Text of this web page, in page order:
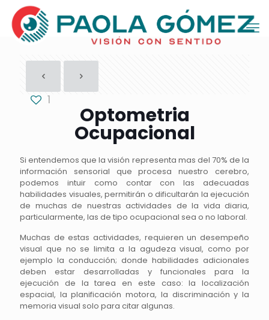
1
Optometria
Ocupacional
Si entendemos que la visión representa mas del 70% de la
información sensorial que procesa nuestro cerebro,
podemos intuir como contar con las adecuadas
habilidades visuales, permitirán o dificultarán la ejecución
de muchas de nuestras actividades de la vida diaria,
particularmente, las de tipo ocupacional sea o no laboral.
Muchas de estas actividades, requieren un desempeño
visual que no se limita a la agudeza visual, como por
ejemplo la conducción; donde habilidades adicionales
deben estar desarrolladas y funcionales para la
ejecución de la tarea en este caso: la localización
espacial, la planificación motora, la discriminación y la
memoria visual solo para citar algunas.